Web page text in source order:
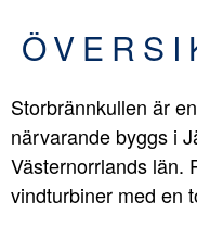
Storbrännkullen är
närvarande byggs i
Västernorrlands län.
vindturbiner med en